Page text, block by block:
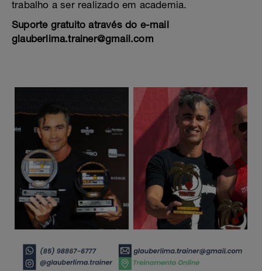
trabalho a ser realizado em academia.
Suporte gratuito através do e-mail
glauberlima.trainer@gmail.com